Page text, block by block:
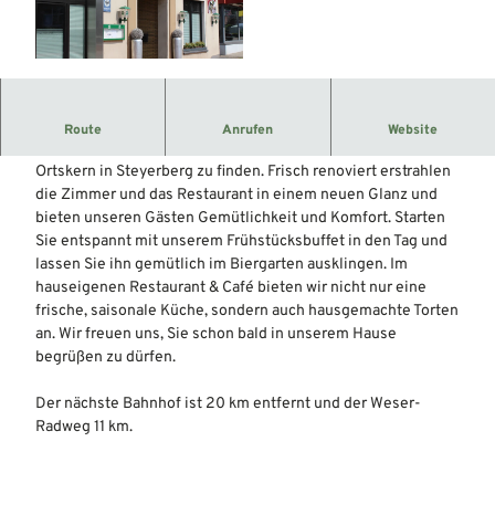
Route Anrufen Website
Übernachtungsmöglichkeit im Flecken Steyerberg.
Ortskern in Steyerberg zu finden. Frisch renoviert erstrahlen
die Zimmer und das Restaurant in einem neuen Glanz und
bieten unseren Gästen Gemütlichkeit und Komfort. Starten
Sie entspannt mit unserem Frühstücksbuffet in den Tag und
lassen Sie ihn gemütlich im Biergarten ausklingen. Im
hauseigenen Restaurant & Café bieten wir nicht nur eine
frische, saisonale Küche, sondern auch hausgemachte Torten
an. Wir freuen uns, Sie schon bald in unserem Hause
begrüßen zu dürfen.
Der nächste Bahnhof ist 20 km entfernt und der Weser-
Radweg 11 km.